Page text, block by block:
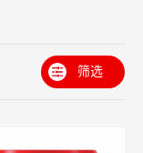
筛选